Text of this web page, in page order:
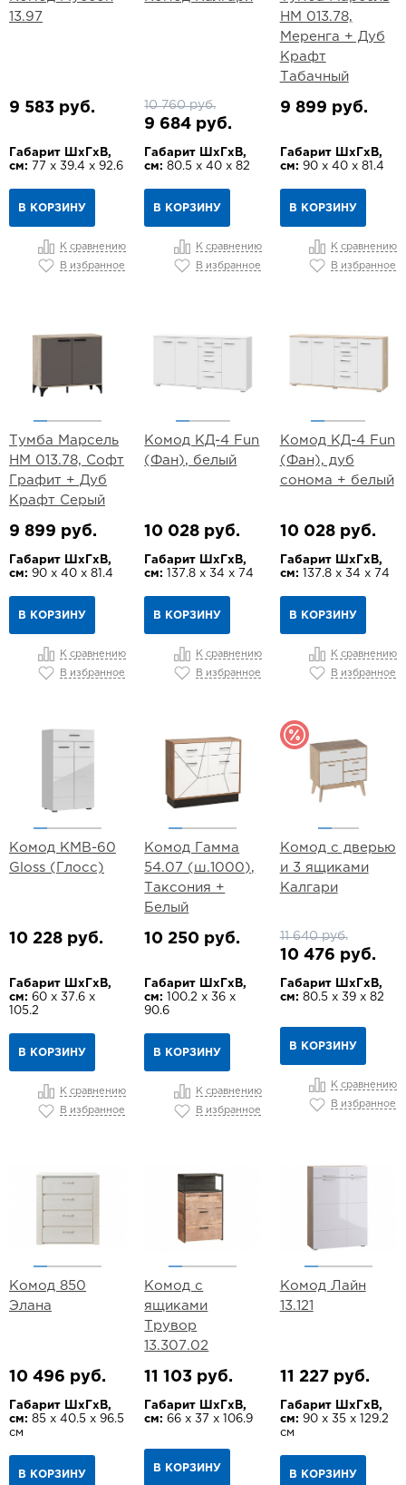
13.97
9 583 руб.
Габарит ШхГхВ,
см: 77 х 39.4 х 92.6
В КОРЗИНУ
К сравнению
В избранное
10 760 руб.
9 684 руб.
Габарит ШхГхВ,
см: 80.5 х 40 х 82
В КОРЗИНУ
К сравнению
В избранное
НМ 013.78,
Меренга + Дуб
Крафт
Табачный
9 899 руб.
Габарит ШхГхВ,
см: 90 х 40 х 81.4
В КОРЗИНУ
К сравнению
В избранное
Тумба Марсель
НМ 013.78, Софт
Графит + Дуб
Крафт Серый
9 899 руб.
Габарит ШхГхВ,
см: 90 х 40 х 81.4
В КОРЗИНУ
К сравнению
В избранное
Комод КД-4 Fun
(Фан), белый
10 028 руб.
Габарит ШхГхВ,
см:
137.8 х 34 х 74
В КОРЗИНУ
К сравнению
В избранное
Комод КД-4 Fun
(Фан), дуб
сонома + белый
10 028 руб.
Габарит ШхГхВ,
см: 137.8 х 34 х 74
В КОРЗИНУ
К сравнению
В избранное
Комод КМВ-60
Gloss (Глосс)
10 228 руб.
Габарит ШхГхВ,
см: 60 х 37.6 х
105.2
В КОРЗИНУ
К сравнению
В избранное
Комод Гамма
54.07 (ш.1000),
Таксония +
Белый
10 250 руб.
Габарит ШхГхВ,
см:
100.2 х 36 х
90.6
В КОРЗИНУ
К сравнению
В избранное
Комод с дверью
и 3 ящиками
Калгари
11 640 руб.
10 476 руб.
Габарит ШхГхВ,
см: 80.5 х 39 х 82
В КОРЗИНУ
К сравнению
В избранное
Комод 850
Элана
10 496 руб.
Габарит ШхГхВ,
см: 85 х 40.5 х 96.5
см
В КОРЗИНУ
Комод с
ящиками
Трувор
13.307.02
11 103 руб.
Габарит ШхГхВ,
см: 66 х 37 х 106.9
В КОРЗИНУ
Комод Лайн
13.121
11 227 руб.
Габарит ШхГхВ,
см: 90 х 35 х 129.2
см
В КОРЗИНУ